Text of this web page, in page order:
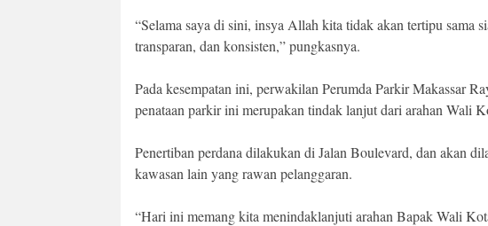
“Selama saya di sini, insya Allah kita tidak akan tertipu sama
transparan, dan konsisten,” pungkasnya.
Pada kesempatan ini, perwakilan Perumda Parkir Makassar
penataan parkir ini merupakan tindak lanjut dari arahan Wali
Penertiban perdana dilakukan di Jalan Boulevard, dan akan
kawasan lain yang rawan pelanggaran.
“Hari ini memang kita menindaklanjuti arahan Bapak Wali